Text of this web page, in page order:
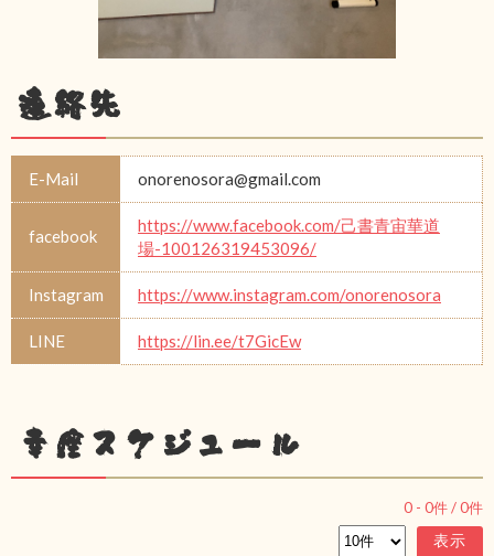
連絡先
E-Mail onorenosora@gmail.com
facebook
https://www.facebook.com/己書青宙華道
場-100126319453096/
Instagram https://www.instagram.com/onorenosora
LINE https://lin.ee/t7GicEw
幸座スケジュール
0 - 0件 /0件